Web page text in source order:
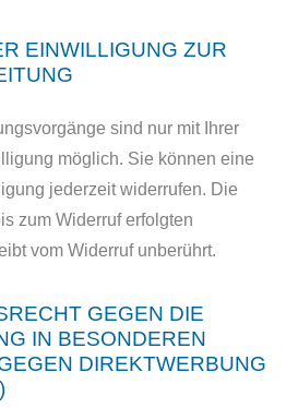
EINWILLIGUNG ZUR
sind nur mit Ihrer
möglich. Sie können eine
jederzeit widerrufen. Die
zum Widerruf erfolgten
vom Widerruf unberührt.
GEGEN DIE
IN BESONDEREN
DIREKTWERBUNG